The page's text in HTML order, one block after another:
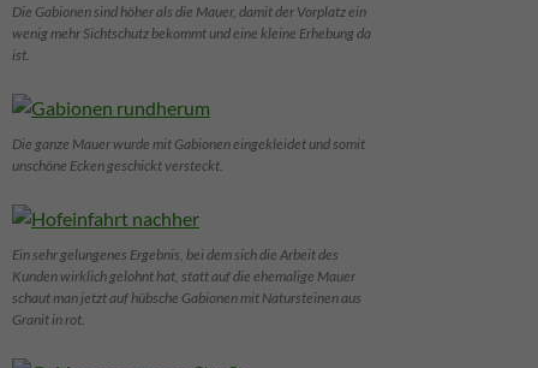
Die Gabionen sind höher als die Mauer, damit der Vorplatz ein
wenig mehr Sichtschutz bekommt und eine kleine Erhebung da
ist.
Die ganze Mauer wurde mit Gabionen eingekleidet und somit
unschöne Ecken geschickt versteckt.
Ein sehr gelungenes Ergebnis, bei dem sich die Arbeit des
Kunden wirklich gelohnt hat, statt auf die ehemalige Mauer
schaut man jetzt auf hübsche Gabionen mit Natursteinen aus
Granit in rot.